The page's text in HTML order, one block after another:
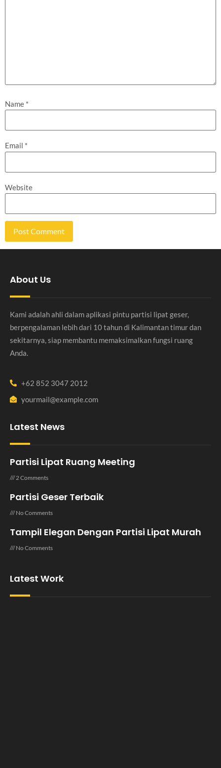
Name *
Email *
Website
About Us
Kami adalah ahli dalam aplikasi pintu partisi lipat geser,
berpengalaman lebih dari 10 tahun di Kalimantan timur dan
sekitarnya, siap membantu memaksimalkan fungsi ruang
Anda.
+62 852 3047 2012
yourmail@example.com
Latest News
Partisi Lipat Ruang Meeting
2 Comments
Partisi Geser Terbaik
No Comments
Tampil Elegan Dengan Partisi Lipat Murah
No Comments
Latest Work